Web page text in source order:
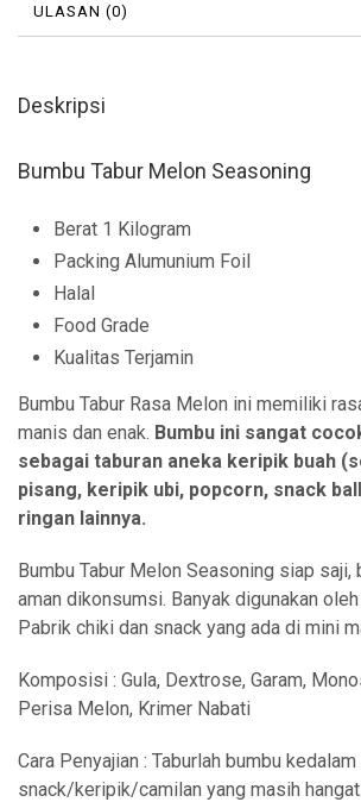
ULASAN (0)
Deskripsi
Bumbu Tabur Melon Seasoning
Berat 1 Kilogram
Packing Alumunium Foil
Halal
Food Grade
Kualitas Terjamin
Bumbu Tabur Rasa Melon ini memiliki
manis dan enak. Bumbu ini sangat
sebagai taburan aneka keripik buah
pisang, keripik ubi, popcorn, snack
ringan lainnya.
Bumbu Tabur Melon Seasoning siap saji,
aman dikonsumsi. Banyak digunakan
Pabrik chiki dan snack yang ada di mini
Komposisi : Gula, Dextrose, Garam,
Perisa Melon, Krimer Nabati
Cara Penyajian : Taburlah bumbu kedalam
snack/keripik/camilan yang masih